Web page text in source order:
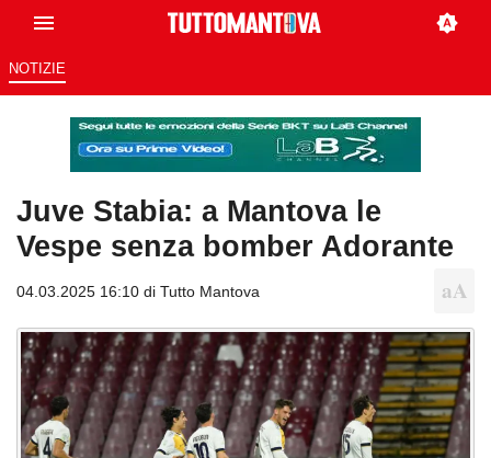
NOTIZIE
Juve Stabia: a Mantova le
Vespe senza bomber Adorante
04.03.2025 16:10 di Tutto Mantova